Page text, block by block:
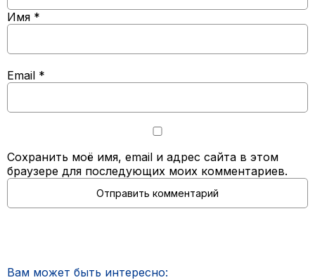
Имя *
Email *
Сохранить моё имя, email и адрес сайта в этом
браузере для последующих моих комментариев.
Вам может быть интересно: